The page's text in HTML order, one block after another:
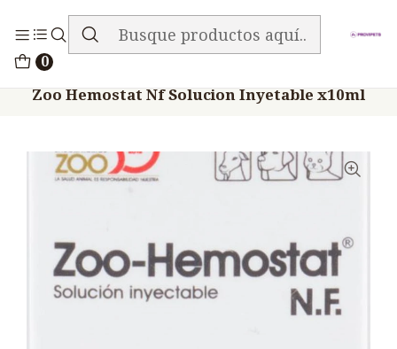
0
ENVIO GRATIS EN TODA LA TIENDA
Zoo Hemostat Nf Solucion Inyetable x10ml